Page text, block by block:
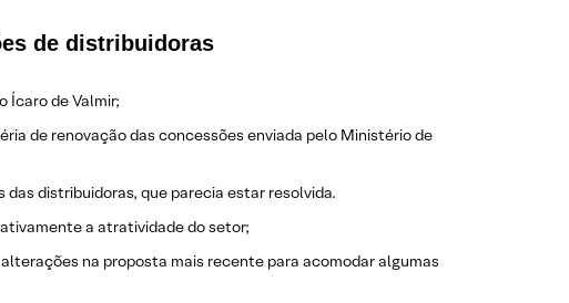
de distribuidoras
Ícaro de Valmir;
de renovação das concessões enviada pelo Ministério de
distribuidoras, que parecia estar resolvida.
a atratividade do setor;
na proposta mais recente para acomodar algumas